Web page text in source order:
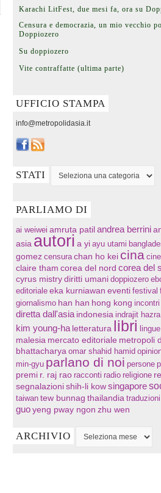
Karachi LitFest, due mesi fa, ora su
Censura e democrazia, un mio vecchio
Doppiozero
Su doppiozero
Vite contraffatte (ultima parte)
UFFICIO STAMPA
info@metropolidasia.it
STATI
PARLIAMO DI
ai weiwei amruta patil andrea berrini
asia autori a yi ayu utami
gomez censura chan ho kei cina
claire tham corea del nord corea del
cyrus mistry diritti umani doppiozero
editoriale eka kurniawan eventi festival
giornalismo han han hong kong incontri
diretta dall'asia indonesia indrajit hazra
kim young-ha letteratura libri lingue
malesia mercato editoriale metropoli
bhattacharya omar shahid hamid
min-gyu parlano di noi persone
premi r. raj rao racconti radio religione
segnalazioni shih-li kow singapore
taiwan tew bunnag thailandia traduzioni
guoyeng pway ngon zhu wen
ARCHIVIO